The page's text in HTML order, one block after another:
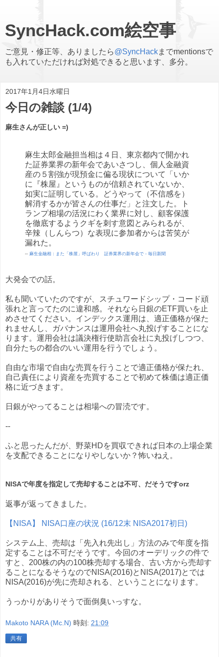
SyncHack.com絵空事
ご意見・修正等、ありましたら@SyncHackまでmentionsで
も入れていただければ対処できると思います、多分。
2017年1月4日水曜日
今日の雑談 (1/4)
麻生さんが正しい =)
麻生太郎金融担当相は４日、東京都内で開かれ
た証券業界の新年会であいさつし、個人金融資
産の５割強が現預金に偏る現状について「いか
に『株屋』というものが信頼されていないか、
如実に証明している。どうやって（不信感を）
解消するかが皆さんの仕事だ」と注文した。ト
ランプ相場の活況にわく業界に対し、顧客保護
を徹底するようクギを刺す意図とみられるが、
辛辣（しんらつ）な表現に参加者からは苦笑が
漏れた。
-- 麻生金融相：また「株屋」呼ばわり 証券業界の新年会で - 毎日新聞
大発会での話。
私も聞いていたのですが、スチュワードシップ・コード頑
張れと言ってたのに違和感。それなら日銀のETF買いを止
めさせてください。インデックス運用は、適正価格が保た
れませんし、ガバナンスは運用会社へ丸投げすることにな
ります。運用会社は議決権行使助言会社に丸投げしつつ、
自分たちの都合のいい運用を行うでしょう。
自由な市場で自由な売買を行うことで適正価格が保たれ、
自己責任により資産を売買することで初めて株価は適正価
格に近づきます。
日銀がやってることは相場への冒涜です。
--
ふと思ったんだが、野菜HDを買収できれば日本の上場企業
を支配できることになりやしないか？怖いねえ。
NISAで年度を指定して売却することは不可、だそうですorz
返事が返ってきました。
【NISA】 NISA口座の状況 (16/12末 NISA2017初日)
システム上、売却は「先入れ先出し」方法のみで年度を指
定することは不可だそうです。今回のオーデリックの件で
すと、200株の内の100株売却する場合、古い方から売却す
ることになるそうなのでNISA(2016)とNISA(2017)とでは
NISA(2016)が先に売却される、ということになります。
うっかりがありそうで面倒臭いっすな。
Makoto NARA (Mc.N) 時刻: 21:09
共有